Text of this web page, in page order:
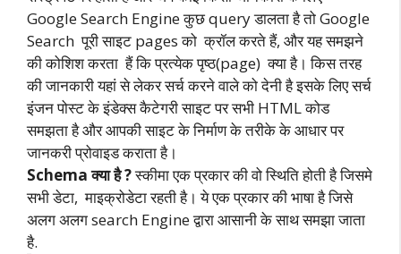
Google Search Engine कुछ query डालता है तो Google
Search पूरी साइट pages को क्रॉल करते हैं, और यह समझने
की कोशिश करता हैं कि प्रत्येक पृष्ठ(page) क्या है। किस तरह
की जानकारी यहां से लेकर सर्च करने वाले को देनी है इसके लिए सर्च
इंजन पोस्ट के इंडेक्स कैटेगरी साइट पर सभी HTML कोड
समझता है और आपकी साइट के निर्माण के तरीके के आधार पर
जानकरी प्रोवाइड कराता है।
Schema क्या है ?स्कीमा एक प्रकार की वो स्थिति होती है जिसमे
सभी डेटा, माइक्रोडेटा रहती है। ये एक प्रकार की भाषा है जिसे
अलग अलग search Engine द्वारा आसानी के साथ समझा जाता
है.